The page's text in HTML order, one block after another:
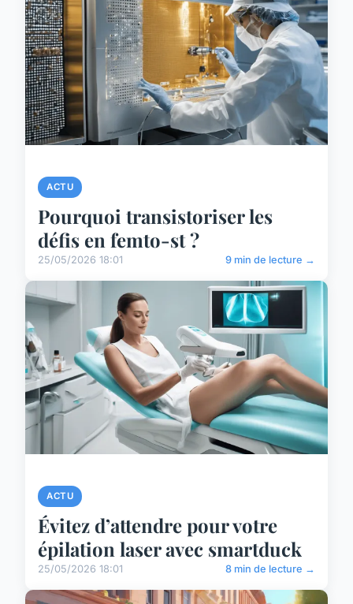
ACTU
Pourquoi transistoriser les
défis en femto-st ?
25/05/2026 18:01 9 min de lecture →
ACTU
Évitez d’attendre pour votre
épilation laser avec smartduck
25/05/2026 18:01 8 min de lecture →